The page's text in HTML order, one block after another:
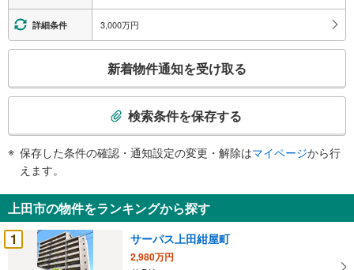
詳細条件 3,000万円
検
知
を
受
け
新着物件通知を受け取る
検索条件を保存する
保存した条件の確認・通知設定の変更・解除はマイページから行
えます。
上田市の物件をランキングから探す
1
サーパス上田紺屋町
2,980万円